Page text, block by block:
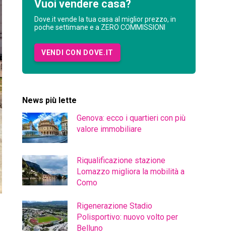
Vuoi vendere casa?
Dove.it vende la tua casa al miglior prezzo, in
poche settimane e a ZERO COMMISSIONI
VENDI CON DOVE.IT
News più lette
Genova: ecco i quartieri con più
valore immobiliare
Riqualificazione stazione
Lomazzo migliora la mobilità a
Como
Rigenerazione Stadio
Polisportivo: nuovo volto per
Belluno